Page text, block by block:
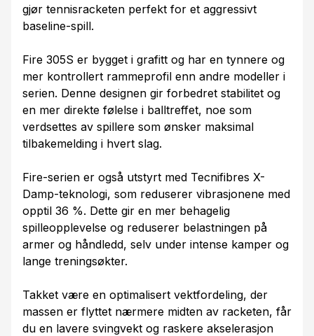
gjør tennisracketen perfekt for et aggressivt
baseline-spill.
Fire 305S er bygget i grafitt og har en tynnere og
mer kontrollert rammeprofil enn andre modeller i
serien. Denne designen gir forbedret stabilitet og
en mer direkte følelse i balltreffet, noe som
verdsettes av spillere som ønsker maksimal
tilbakemelding i hvert slag.
Fire-serien er også utstyrt med Tecnifibres X-
Damp-teknologi, som reduserer vibrasjonene med
opptil 36 %. Dette gir en mer behagelig
spilleopplevelse og reduserer belastningen på
armer og håndledd, selv under intense kamper og
lange treningsøkter.
Takket være en optimalisert vektfordeling, der
massen er flyttet nærmere midten av racketen, får
du en lavere svingvekt og raskere akselerasjon